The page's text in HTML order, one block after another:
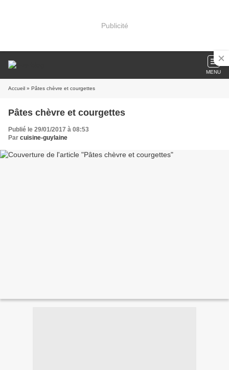
Publicité
MENU
Accueil » Pâtes chèvre et courgettes
Pâtes chèvre et courgettes
Publié le 29/01/2017 à 08:53
Par cuisine-guylaine